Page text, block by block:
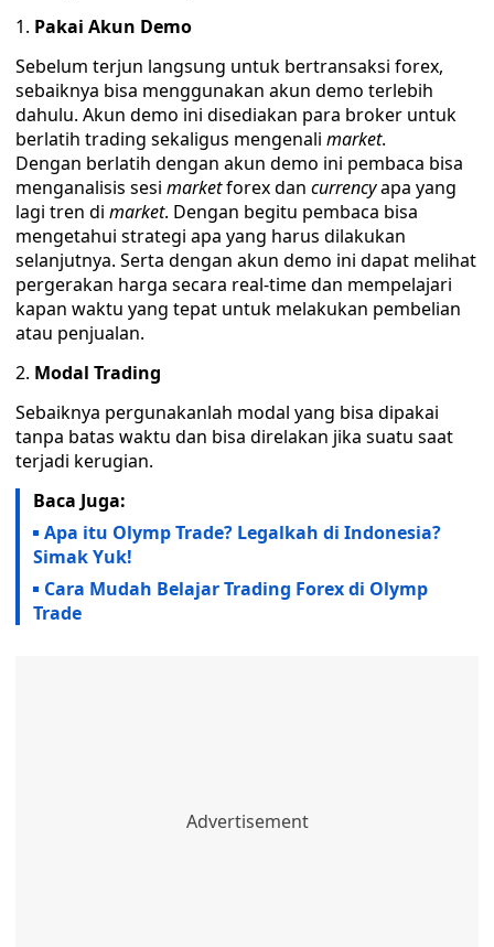
Pakai Akun Demo
Sebelum terjun langsung untuk bertransaksi forex,
sebaiknya bisa menggunakan akun demo terlebih
dahulu. Akun demo ini disediakan para broker untuk
berlatih trading sekaligus mengenali market.
Dengan berlatih dengan akun demo ini pembaca bisa
menganalisis sesi marketforex dan currencyapa yang
lagi tren di market. Dengan begitu pembaca bisa
mengetahui strategi apa yang harus dilakukan
selanjutnya. Serta dengan akun demo ini dapat melihat
pergerakan harga secara real-time dan mempelajari
kapan waktu yang tepat untuk melakukan pembelian
atau penjualan.
Modal Trading
Sebaiknya pergunakanlah modal yang bisa dipakai
tanpa batas waktu dan bisa direlakan jika suatu saat
terjadi kerugian.
Baca Juga:
Apa itu Olymp Trade? Legalkah di Indonesia?
Simak Yuk!
Cara Mudah Belajar Trading Forex di Olymp
Trade